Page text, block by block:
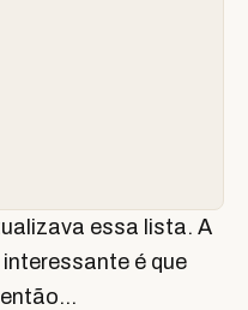
essa lista. A
interessante é que
então…